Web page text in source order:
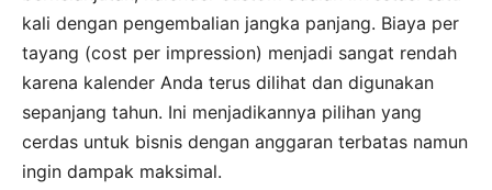
kali dengan pengembalian jangka panjang. Biaya per
tayang (cost per impression) menjadi sangat rendah
karena kalender Anda terus dilihat dan digunakan
sepanjang tahun. Ini menjadikannya pilihan yang
cerdas untuk bisnis dengan anggaran terbatas namun
ingin dampak maksimal.